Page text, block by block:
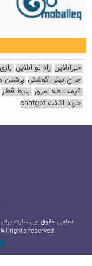
خبرآنلاین راه نو آنلاین
جراح بینی گوشتی پرشین
قیمت طلا امروز بلیط قطار
خرید اکانت chatgpt
تمامی حقوق این سایت برای
rights reserved